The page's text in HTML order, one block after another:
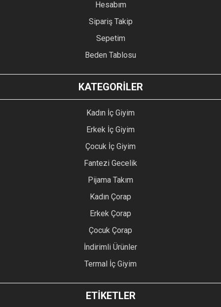
Hesabım
Sipariş Takip
Sepetim
Beden Tablosu
KATEGORİLER
Kadın İç Giyim
Erkek İç Giyim
Çocuk İç Giyim
Fantezi Gecelik
Pijama Takım
Kadın Çorap
Erkek Çorap
Çocuk Çorap
İndirimli Ürünler
Termal İç Giyim
ETİKETLER